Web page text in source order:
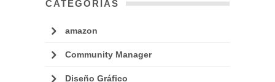
CATEGORÍAS
amazon
Community Manager
Diseño Gráfico